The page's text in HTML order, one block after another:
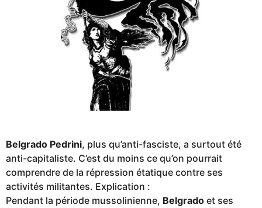
Belgrado Pedrini, plus qu’anti-fasciste, a surtout été
anti-capitaliste. C’est du moins ce qu’on pourrait
comprendre de la répression étatique contre ses
activités militantes. Explication :
Pendant la période mussolinienne, Belgrado et ses